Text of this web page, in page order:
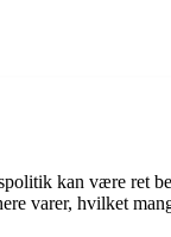
kan være ret
varer, hvilket